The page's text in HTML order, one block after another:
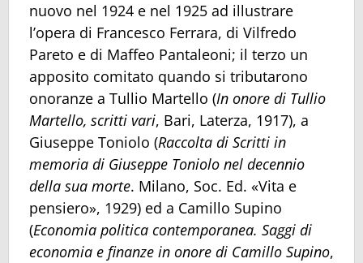
nuovo nel 1924 e nel 1925 ad illustrare
l’opera di Francesco Ferrara, di Vilfredo
Pareto e di Maffeo Pantaleoni; il terzo un
apposito comitato quando si tributarono
onoranze a Tullio Martello (In onore di Tullio
Martello, scritti vari, Bari, Laterza, 1917), a
Giuseppe Toniolo (Raccolta di Scritti in
memoria di Giuseppe Toniolo nel decennio
della sua morte. Milano, Soc. Ed. «Vita e
pensiero», 1929) ed a Camillo Supino
(Economia politica contemporanea. Saggi di
economia e finanze in onore di Camillo Supino,